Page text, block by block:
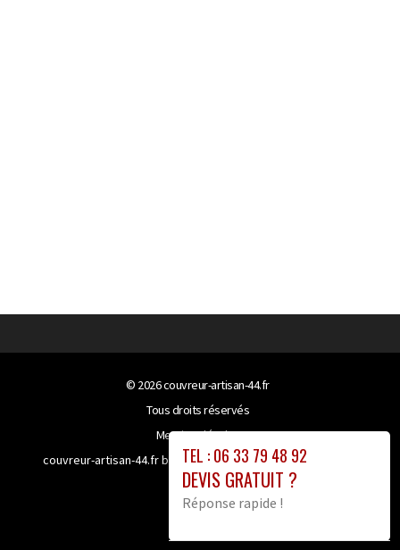
TEL : 06 33 79 48 92
DEVIS GRATUIT ?
Réponse rapide !
© 2026couvreur-artisan-44.fr
Tous droits réservés
Mentions légales
couvreur-artisan-44.fr bénéficie de la technologie
site proxy